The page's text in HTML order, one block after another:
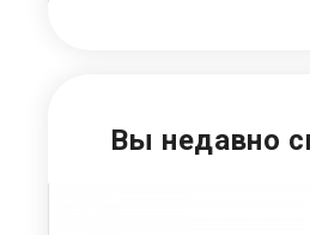
Вы недавно